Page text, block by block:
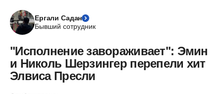
Ергали Садан
Бывший сотрудник
"Исполнение завораживает": Эмин
и Николь Шерзингер перепели хит
Элвиса Пресли